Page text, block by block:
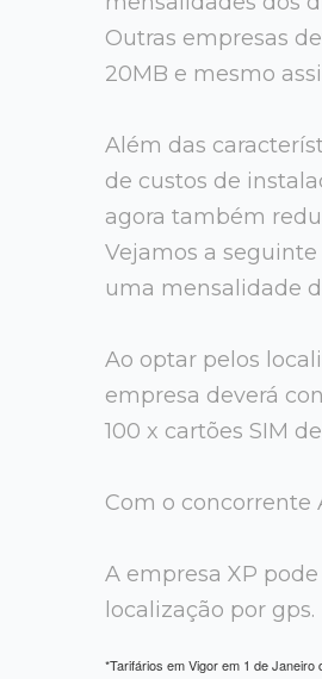
Outras empresas
20MB e mesmo
Além das
de custos de
agora também
Vejamos a
uma mensalidade
Ao optar pelos
empresa deverá
100 x cartões SIM
Com o concorrente
A empresa XP
localização por gps.
*Tarifários em Vigor em 1 de Janeiro